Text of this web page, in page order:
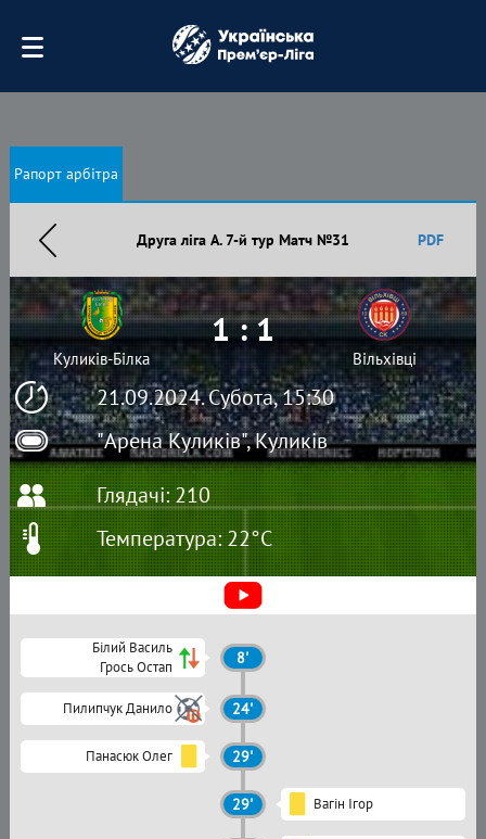
Рапорт арбітра
Друга ліга А. 7-й тур Матч №31 PDF
21.09.2024. Субота, 15:30
"Арена Куликів", Куликів
Куликів-Білка
1 : 1
Вільхівці
Глядачі: 210
Температура: 22°C
Білий Василь
Грось Остап
8'
Пилипчук Данило 24'
Панасюк Олег 29'
29' Вагін Ігор